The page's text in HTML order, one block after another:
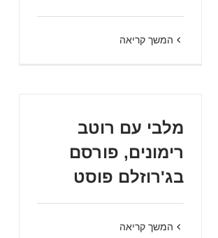
המשך קריאה
מלבי עם רוטב
רימונים, פורסם
בג'רוזלם פוסט
המשך קריאה